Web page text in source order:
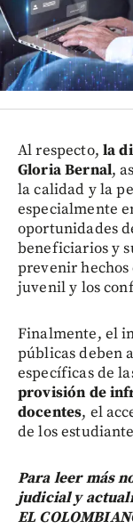
Al respecto, la
Gloria Bernal,
la calidad y la
especialmente
oportunidades
beneficiarios y
prevenir
juvenil y los
Finalmente, el
públicas deben
específicas de
provisión de
docentes, el
de los
Para leer más
judicial y
EL